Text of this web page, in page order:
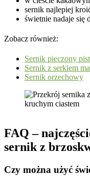
sernik najlepiej
świetnie nadaje się
Zobacz również:
Sernik pieczony
Sernik z serkiem
Sernik orzechowy
FAQ –
sernik z
Czy można użyć